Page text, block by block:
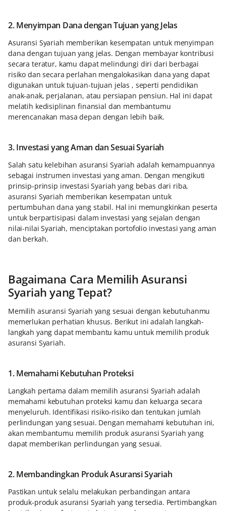
2. Menyimpan Dana dengan Tujuan yang Jelas
Asuransi Syariah memberikan kesempatan untuk menyimpan
dana dengan tujuan yang jelas. Dengan membayar kontribusi
secara teratur, kamu dapat melindungi diri dari berbagai
risiko dan secara perlahan mengalokasikan dana yang dapat
digunakan untuk tujuan-tujuan jelas , seperti pendidikan
anak-anak, perjalanan, atau persiapan pensiun. Hal ini dapat
melatih kedisiplinan finansial dan membantumu
merencanakan masa depan dengan lebih baik.
3. Investasi yang Aman dan Sesuai Syariah
Salah satu kelebihan asuransi Syariah adalah kemampuannya
sebagai instrumen investasi yang aman. Dengan mengikuti
prinsip-prinsip investasi Syariah yang bebas dari riba,
asuransi Syariah memberikan kesempatan untuk
pertumbuhan dana yang stabil. Hal ini memungkinkan peserta
untuk berpartisipasi dalam investasi yang sejalan dengan
nilai-nilai Syariah, menciptakan portofolio investasi yang aman
dan berkah.
Bagaimana Cara Memilih Asuransi
Syariah yang Tepat?
Memilih asuransi Syariah yang sesuai dengan kebutuhanmu
memerlukan perhatian khusus. Berikut ini adalah langkah-
langkah yang dapat membantu kamu untuk memilih produk
asuransi Syariah.
1. Memahami Kebutuhan Proteksi
Langkah pertama dalam memilih asuransi Syariah adalah
memahami kebutuhan proteksi kamu dan keluarga secara
menyeluruh. Identifikasi risiko-risiko dan tentukan jumlah
perlindungan yang sesuai. Dengan memahami kebutuhan ini,
akan membantumu memilih produk asuransi Syariah yang
dapat memberikan perlindungan yang sesuai.
2. Membandingkan Produk Asuransi Syariah
Pastikan untuk selalu melakukan perbandingan antara
produk-produk asuransi Syariah yang tersedia. Pertimbangkan